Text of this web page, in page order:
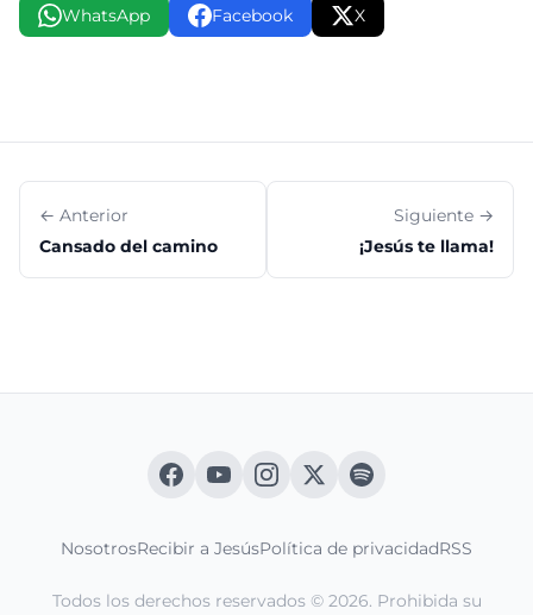
WhatsApp Facebook X
← Anterior
Cansado del camino
Siguiente →
¡Jesús te llama!
NosotrosRecibir a JesúsPolítica de privacidadRSS
Todos los derechos reservados © 2026. Prohibida su